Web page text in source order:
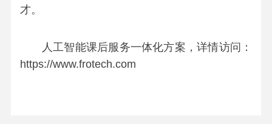
才。
人工智能课后服务一体化方案，详情访问：
https://www.frotech.com